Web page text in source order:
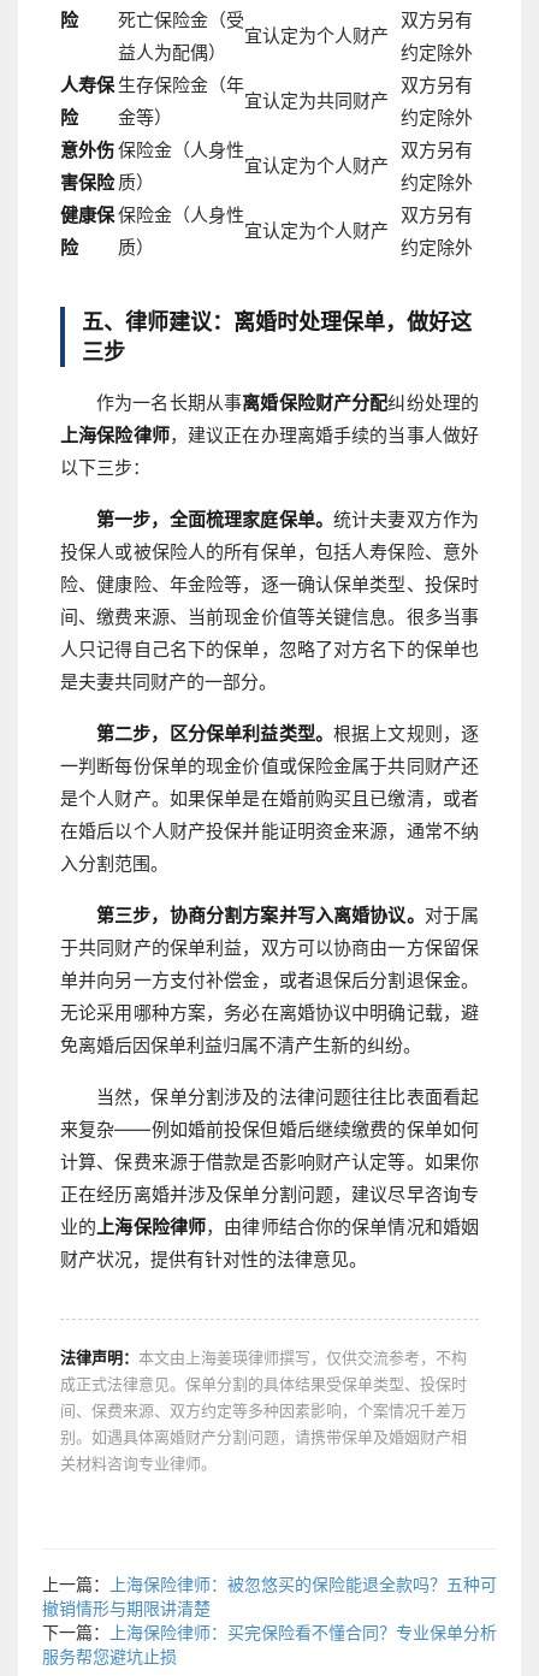
险
死亡保险金（受
益人为配偶）
宜认定为个人财产
双方另有
约定除外
人寿保
险
生存保险金（年
金等）
宜认定为共同财产
双方另有
约定除外
意外伤
害保险
保险金（人身性
质）
宜认定为个人财产
双方另有
约定除外
健康保
险
保险金（人身性
质）
宜认定为个人财产
双方另有
约定除外
五、律师建议：离婚时处理保单，做好这
三步
作为一名长期从事离婚保险财产分配纠纷处理的
上海保险律师，建议正在办理离婚手续的当事人做好
以下三步：
第一步，全面梳理家庭保单。 统计夫妻双方作为
投保人或被保险人的所有保单，包括人寿保险、意外
险、健康险、年金险等，逐一确认保单类型、投保时
间、缴费来源、当前现金价值等关键信息。很多当事
人只记得自己名下的保单，忽略了对方名下的保单也
是夫妻共同财产的一部分。
第二步，区分保单利益类型。 根据上文规则，逐
一判断每份保单的现金价值或保险金属于共同财产还
是个人财产。如果保单是在婚前购买且已缴清，或者
在婚后以个人财产投保并能证明资金来源，通常不纳
入分割范围。
第三步，协商分割方案并写入离婚协议。 对于属
于共同财产的保单利益，双方可以协商由一方保留保
单并向另一方支付补偿金，或者退保后分割退保金。
无论采用哪种方案，务必在离婚协议中明确记载，避
免离婚后因保单利益归属不清产生新的纠纷。
当然，保单分割涉及的法律问题往往比表面看起
来复杂——例如婚前投保但婚后继续缴费的保单如何
计算、保费来源于借款是否影响财产认定等。如果你
正在经历离婚并涉及保单分割问题，建议尽早咨询专
业的上海保险律师，由律师结合你的保单情况和婚姻
财产状况，提供有针对性的法律意见。
法律声明： 本文由上海姜瑛律师撰写，仅供交流参考，不构
成正式法律意见。保单分割的具体结果受保单类型、投保时
间、保费来源、双方约定等多种因素影响，个案情况千差万
别。如遇具体离婚财产分割问题，请携带保单及婚姻财产相
关材料咨询专业律师。
上一篇：
上海保险律师：被忽悠买的保险能退全款吗？五种可
撤销情形与期限讲清楚
下一篇：
上海保险律师：买完保险看不懂合同？专业保单分析
服务帮您避坑止损